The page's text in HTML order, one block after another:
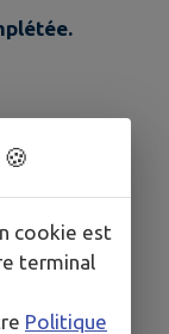
cookie est
terminal
Politique